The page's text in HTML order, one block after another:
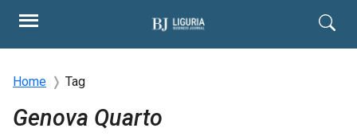
Home Tag
Genova Quarto